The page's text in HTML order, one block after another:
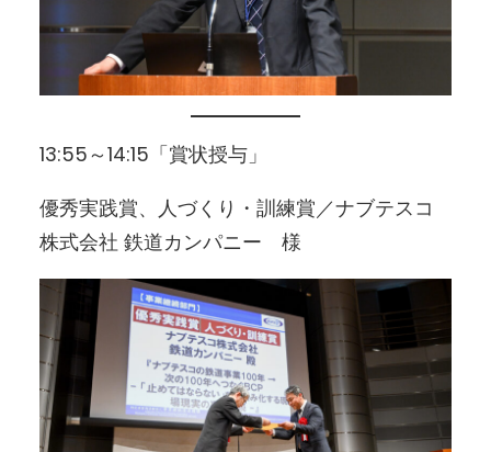
13:55～14:15「賞状授与」
優秀実践賞、人づくり・訓練賞／ナブテスコ
株式会社 鉄道カンパニー 様